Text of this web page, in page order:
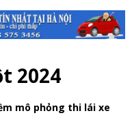
2024
mô phỏng thi lái xe